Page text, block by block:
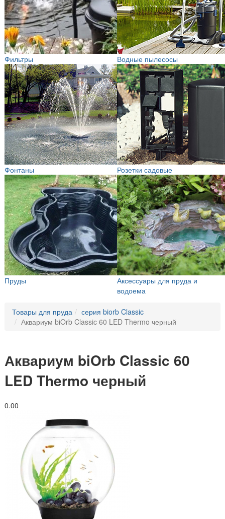
Фильтры Водные пылесосы
Фонтаны Розетки садовые
Пруды
Аксессуары для пруда и
водоема
Товары для пруда
серия biorb Classic
Аквариум biOrb Classic 60 LED Thermo черный
Аквариум biOrb Classic 60
LED Thermo черный
0.00